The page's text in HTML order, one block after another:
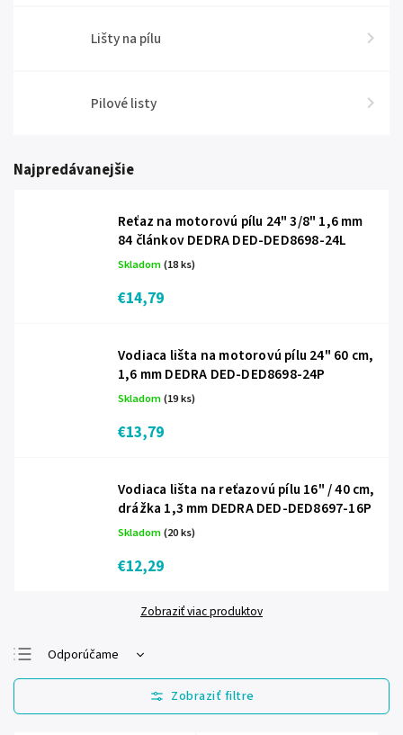
Lišty na pílu
Pilové listy
Najpredávanejšie
Reťaz na motorovú pílu 24" 3/8" 1,6 mm
84 článkov DEDRA DED-DED8698-24L
Skladom(18 ks)
€14,79
Vodiaca lišta na motorovú pílu 24" 60 cm,
1,6 mm DEDRA DED-DED8698-24P
Skladom(19 ks)
€13,79
Vodiaca lišta na reťazovú pílu 16" / 40 cm,
drážka 1,3 mm DEDRA DED-DED8697-16P
Skladom(20 ks)
€12,29
Zobraziť viac produktov
Odporúčame
Najlacnejšie
Najdrahšie